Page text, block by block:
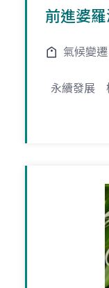
前進婆
氣候變遷
永續發展